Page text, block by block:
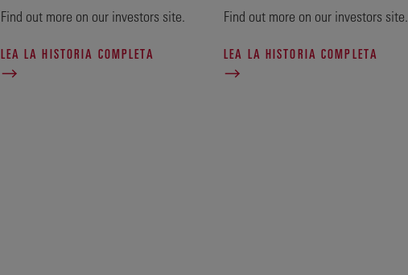
Find out more on our investors site.
LEA LA HISTORIA COMPLETA
Find out more on our investors site.
LEA LA HISTORIA COMPLETA